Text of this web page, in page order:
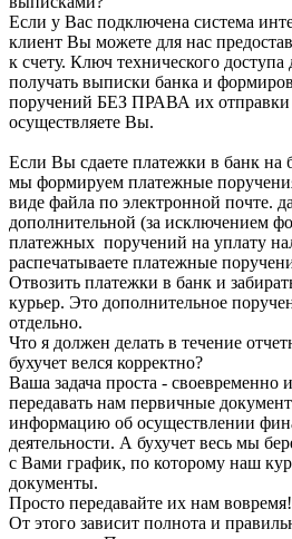
Если у Вас подключена система
клиент Вы можете для нас
к счету. Ключ технического доступа
получать выписки банка и
поручений БЕЗ ПРАВА их
осуществляете Вы.
Если Вы сдаете платежки в банк на
мы формируем платежные
виде файла по электронной почте.
дополнительной (за исключением
платежных поручений на уплату
распечатываете платежные
Отвозить платежки в банк и
курьер. Это дополнительное
отдельно.
Что я должен делать в течение
бухучет велся корректно?
Ваша задача проста - своевременно
передавать нам первичные
информацию об осуществлении
деятельности. А бухучет весь мы
с Вами график, по которому наш
документы.
Просто передавайте их нам вовремя!
От этого зависит полнота и